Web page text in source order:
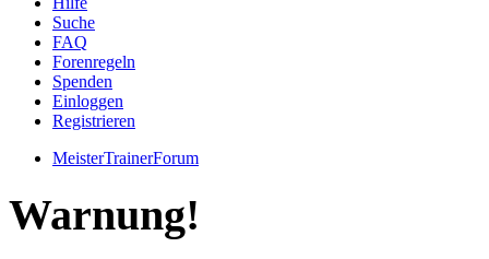
Suche
FAQ
Forenregeln
Spenden
Einloggen
Registrieren
MeisterTrainerForum
Warnung!